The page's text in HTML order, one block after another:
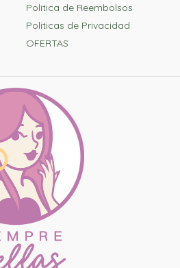
Politica de Reembolsos
Politicas de Privacidad
OFERTAS